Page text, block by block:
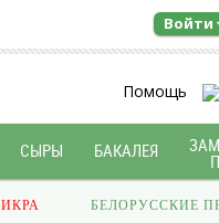
Войти
Помощь
СЫРЫ БАКАЛЕЯ
ИКРА БЕЛОРУССКИЕ